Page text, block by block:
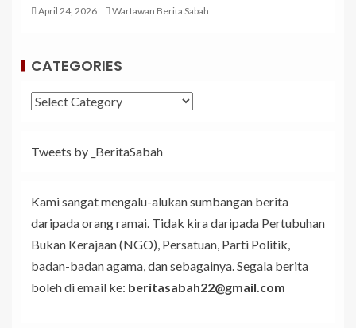
April 24, 2026 Wartawan Berita Sabah
CATEGORIES
Tweets by _BeritaSabah
Kami sangat mengalu-alukan sumbangan berita
daripada orang ramai. Tidak kira daripada Pertubuhan
Bukan Kerajaan (NGO), Persatuan, Parti Politik,
badan-badan agama, dan sebagainya. Segala berita
boleh di email ke: beritasabah22@gmail.com